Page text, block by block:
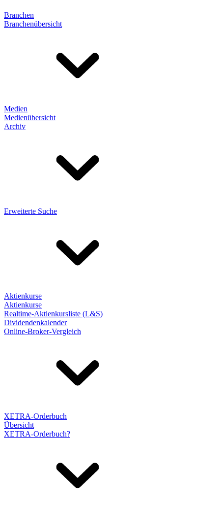
Branchen
Branchenübersicht
Medien
Medienübersicht
Archiv
Erweiterte Suche
Aktienkurse
Aktienkurse
Realtime-Aktienkursliste (L&S)
Dividendenkalender
Online-Broker-Vergleich
XETRA-Orderbuch
Übersicht
XETRA-Orderbuch?